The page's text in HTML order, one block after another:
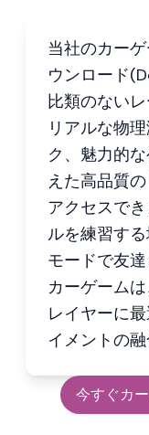
当社のカー
ウンロード
比類のない
リアルな物
ク、魅力的
えた高品質
アクセスで
ルを練習す
モードで友
カーゲーム
レイヤーに
イメントの融
今すぐカ